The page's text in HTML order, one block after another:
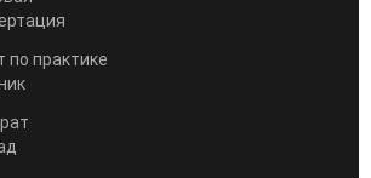
по практике